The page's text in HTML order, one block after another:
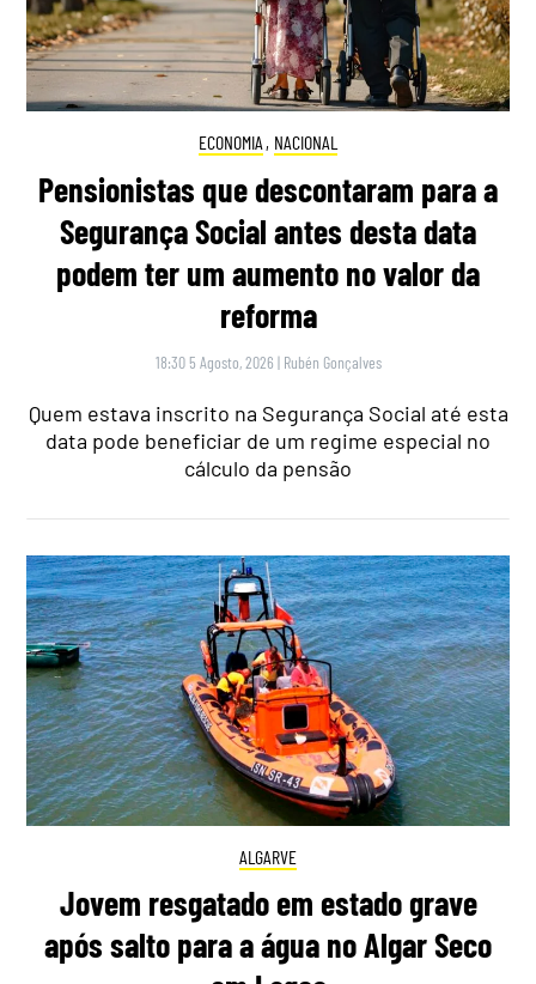
ECONOMIA , NACIONAL
Pensionistas que descontaram para a
Segurança Social antes desta data
podem ter um aumento no valor da
reforma
18:30 5 Agosto, 2026 | Rubén Gonçalves
Quem estava inscrito na Segurança Social até esta
data pode beneficiar de um regime especial no
cálculo da pensão
ALGARVE
Jovem resgatado em estado grave
após salto para a água no Algar Seco